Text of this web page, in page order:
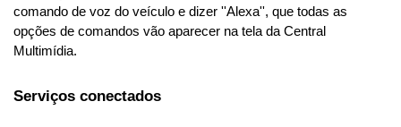
comando de voz do veículo e dizer ''Alexa'', que todas as
opções de comandos vão aparecer na tela da Central
Multimídia.
Serviços conectados